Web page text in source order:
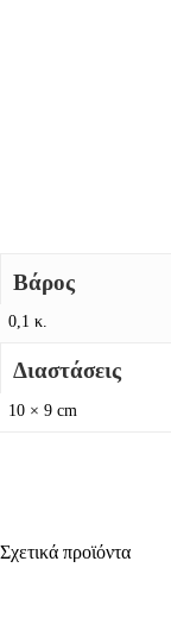
Βάρος
0,1 κ.
Διαστάσεις
10 × 9 cm
Σχετικά προϊόντα